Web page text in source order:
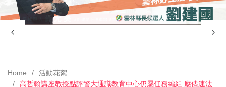
Home
活動花絮
高哲翰講座教授點評警大通識教育中心仍屬任務編組 應儘速法